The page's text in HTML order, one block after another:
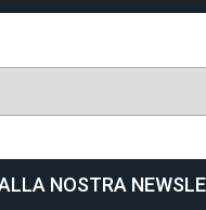
NOSTRA